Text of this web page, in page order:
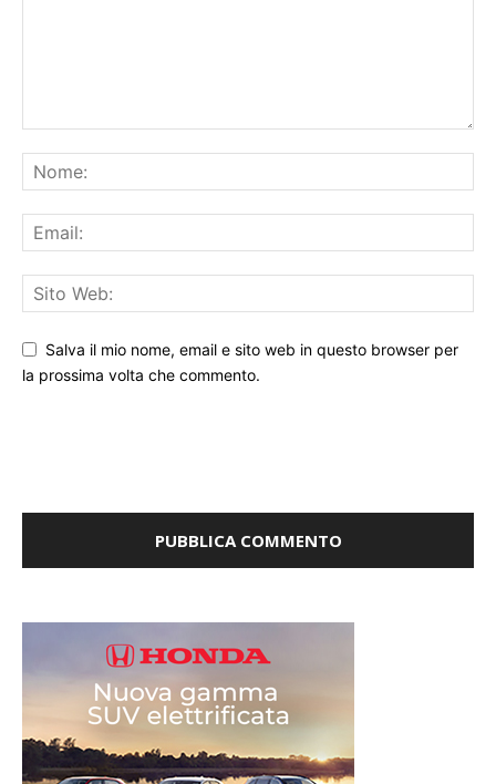
Salva il mio nome, email e sito web in questo browser per
la prossima volta che commento.